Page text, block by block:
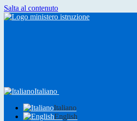
Salta al contenuto
Italiano
Italiano
English